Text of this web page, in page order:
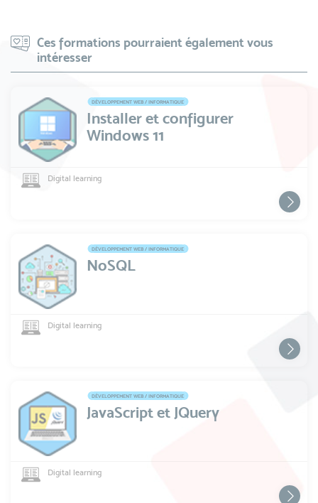
Ces formations pourraient également vous
intéresser
DÉVELOPPEMENT WEB / INFORMATIQUE
Installer et configurer
Windows 11
Digital learning
DÉVELOPPEMENT WEB / INFORMATIQUE
NoSQL
Digital learning
DÉVELOPPEMENT WEB / INFORMATIQUE
JavaScript et JQuery
Digital learning